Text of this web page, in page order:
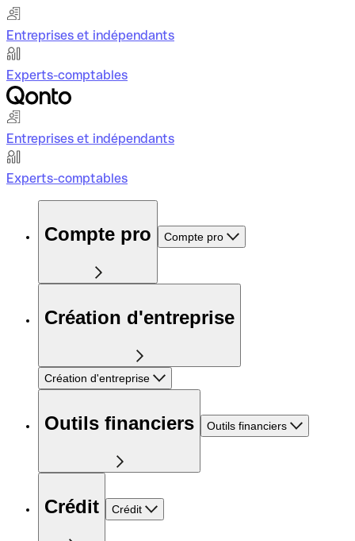
Entreprises et indépendants
Experts-comptables
Entreprises et indépendants
Experts-comptables
Compte pro Compte pro
Création d'entreprise
Création d'entreprise
Outils financiers Outils financiers
Crédit Crédit